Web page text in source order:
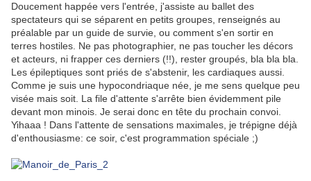
Doucement happée vers l'entrée, j'assiste au ballet des
spectateurs qui se séparent en petits groupes, renseignés au
préalable par un guide de survie, ou comment s'en sortir en
terres hostiles. Ne pas photographier, ne pas toucher les décors
et acteurs, ni frapper ces derniers (!!), rester groupés, bla bla bla.
Les épileptiques sont priés de s'abstenir, les cardiaques aussi.
Comme je suis une hypocondriaque née, je me sens quelque peu
visée mais soit. La file d'attente s'arrête bien évidemment pile
devant mon minois. Je serai donc en tête du prochain convoi.
Yihaaa ! Dans l'attente de sensations maximales, je trépigne déjà
d'enthousiasme: ce soir, c'est programmation spéciale ;)